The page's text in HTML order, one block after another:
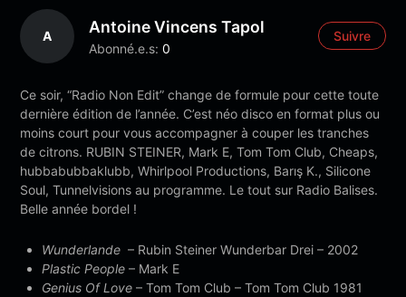
A Antoine Vincens Tapol
Abonné.e.s: 0
Suivre
Ce soir, “Radio Non Edit” change de formule pour cette toute
dernière édition de l’année. C’est néo disco en format plus ou
moins court pour vous accompagner àcouper les tranches
de citrons. RUBIN STEINER, Mark E, Tom Tom Club, Cheaps,
hubbabubbaklubb, Whirlpool Productions, Barış K., Silicone
Soul, Tunnelvisions au programme. Le tout sur Radio Balises.
Belle année bordel !
Wunderlande – Rubin Steiner Wunderbar Drei – 2002
Plastic People – Mark E
Genius Of Love – Tom Tom Club – Tom Tom Club 1981